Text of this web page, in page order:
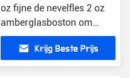
oz fijne de nevelfles 2 oz
amberglasboston om
pomp van de flessen de
zwarte behandeling
Krijg Beste Prijs